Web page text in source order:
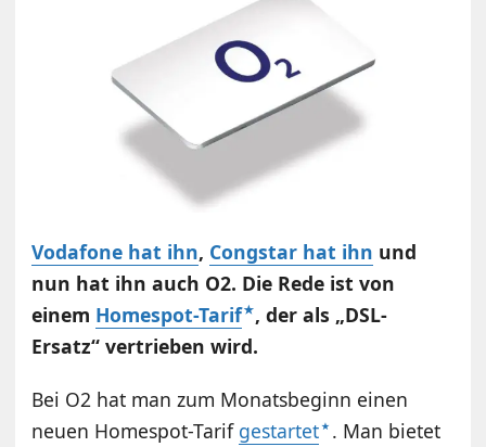
Vodafone hat ihn, Congstar hat ihn und
nun hat ihn auch O2. Die Rede ist von
einem Homespot-Tarif , der als „DSL-
Ersatz“ vertrieben wird.
Bei O2 hat man zum Monatsbeginn einen
neuen Homespot-Tarif gestartet . Man bietet